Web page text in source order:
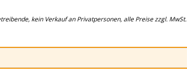
kein Verkauf an Privatpersonen, alle Preise zzgl. MwSt.